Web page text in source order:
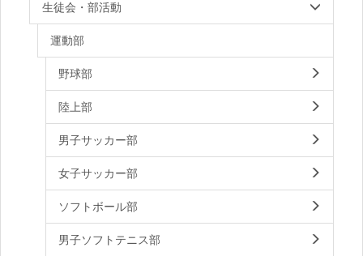
生徒会・部活動
運動部
野球部
陸上部
男子サッカー部
女子サッカー部
ソフトボール部
男子ソフトテニス部